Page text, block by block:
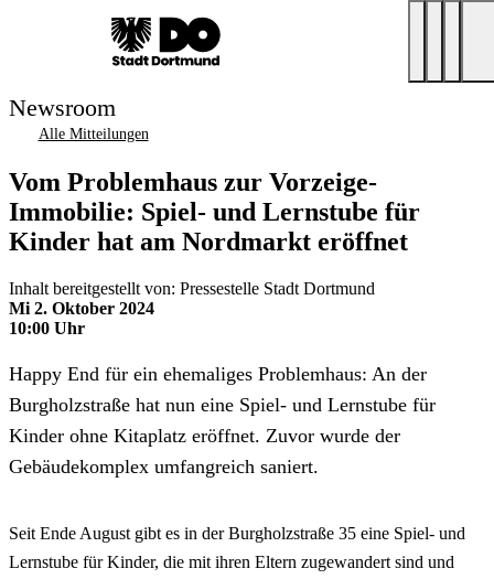
Newsroom
Alle Mitteilungen
Vom Problemhaus zur Vorzeige-
Immobilie: Spiel- und Lernstube für
Kinder hat am Nordmarkt eröffnet
Inhalt bereitgestellt von: Pressestelle Stadt Dortmund
Mi 2. Oktober 2024
10:00 Uhr
Happy End für ein ehemaliges Problemhaus: An der
Burgholzstraße hat nun eine Spiel- und Lernstube für
Kinder ohne Kitaplatz eröffnet. Zuvor wurde der
Gebäudekomplex umfangreich saniert.
Seit Ende August gibt es in der Burgholzstraße 35 eine Spiel- und
Lernstube für Kinder, die mit ihren Eltern zugewandert sind und